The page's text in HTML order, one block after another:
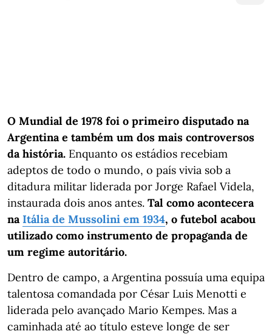
O Mundial de 1978 foi o primeiro disputado na
Argentina e também um dos mais controversos
da história. Enquanto os estádios recebiam
adeptos de todo o mundo, o país vivia sob a
ditadura militar liderada por Jorge Rafael Videla,
instaurada dois anos antes. Tal como acontecera
na Itália de Mussolini em 1934, o futebol acabou
utilizado como instrumento de propaganda de
um regime autoritário.
Dentro de campo, a Argentina possuía uma equipa
talentosa comandada por César Luis Menotti e
liderada pelo avançado Mario Kempes. Mas a
caminhada até ao título esteve longe de ser